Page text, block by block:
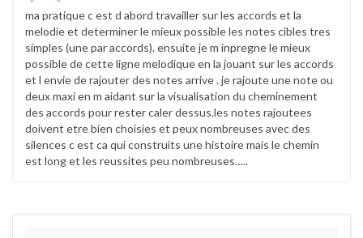
ma pratique c est d abord travailler sur les accords et la
melodie et determiner le mieux possible les notes cibles tres
simples (une par accords). ensuite je m inpregne le mieux
possible de cette ligne melodique en la jouant sur les accords
et l envie de rajouter des notes arrive . je rajoute une note ou
deux maxi en m aidant sur la visualisation du cheminement
des accords pour rester caler dessus.les notes rajoutees
doivent etre bien choisies et peux nombreuses avec des
silences c est ca qui construits une histoire mais le chemin
est long et les reussites peu nombreuses…..